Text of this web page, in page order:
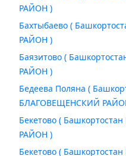
РАЙОН )
Бахтыбаево (
РАЙОН )
Баязитово (
РАЙОН )
Бедеева Поляна (
БЛАГОВЕЩЕНСКИЙ
Бекетово (
РАЙОН )
Бекетово ( Башкортостан